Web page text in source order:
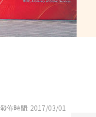
發佈時間: 2017/03/01